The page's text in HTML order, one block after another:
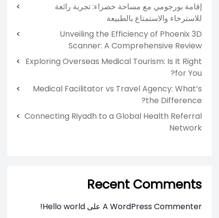
إقامة بورجومي مع مساحة خضراء: تجربة رائعة
للاسترخاء والاستمتاع بالطبيعة
Unveiling the Efficiency of Phoenix 3D
Scanner: A Comprehensive Review
Exploring Overseas Medical Tourism: Is It Right
for You?
Medical Facilitator vs Travel Agency: What’s
the Difference?
Connecting Riyadh to a Global Health Referral
Network
Recent Comments
A WordPress Commenter على Hello world!